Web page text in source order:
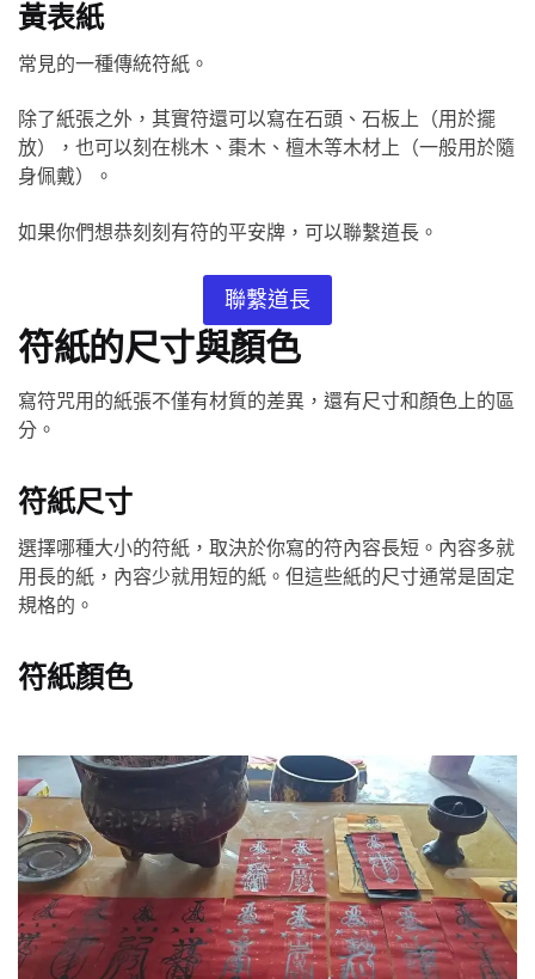
黃表紙
常見的一種傳統符紙。
除了紙張之外，其實符還可以寫在石頭、石板上（用於擺
放），也可以刻在桃木、棗木、檀木等木材上（一般用於隨
身佩戴）。
如果你們想恭刻刻有符的平安牌，可以聯繫道長。
聯繫道長
符紙的尺寸與顏色
寫符咒用的紙張不僅有材質的差異，還有尺寸和顏色上的區
分。
符紙尺寸
選擇哪種大小的符紙，取決於你寫的符內容長短。內容多就
用長的紙，內容少就用短的紙。但這些紙的尺寸通常是固定
規格的。
符紙顏色